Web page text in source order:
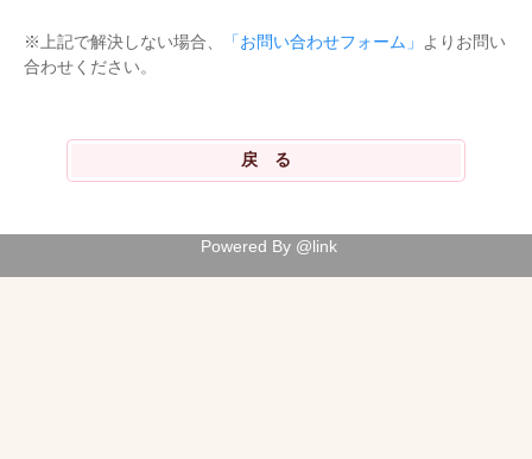
※上記で解決しない場合、 「お問い合わせフォーム」
よりお問い
合わせください。
Powered By @link